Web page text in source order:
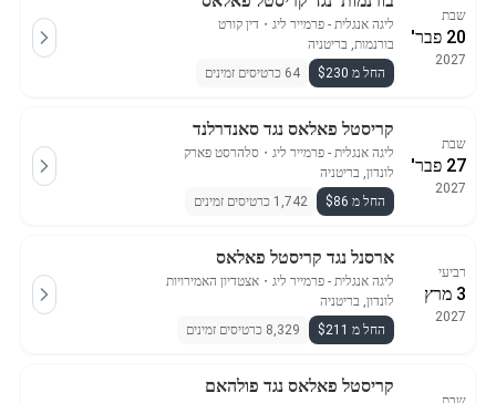
שבת
20 פבר'
2027
ליגה אנגלית - פרמייר ליג ・ דין קורט
בורנמות, בריטניה
החל מ $230
64 כרטיסים זמינים
שבת
27 פבר'
2027
קריסטל פאלאס נגד סאנדרלנד
ליגה אנגלית - פרמייר ליג ・ סלהרסט פארק
לונדון, בריטניה
החל מ $86
1,742 כרטיסים זמינים
רביעי
3 מרץ
2027
ארסנל נגד קריסטל פאלאס
ליגה אנגלית - פרמייר ליג ・ אצטדיון האמירויות
לונדון, בריטניה
החל מ $211
8,329 כרטיסים זמינים
קריסטל פאלאס נגד פולהאם